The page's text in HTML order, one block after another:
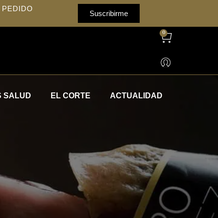
Suscribirme
0
SALUD EL CORTE ACTUALIDAD